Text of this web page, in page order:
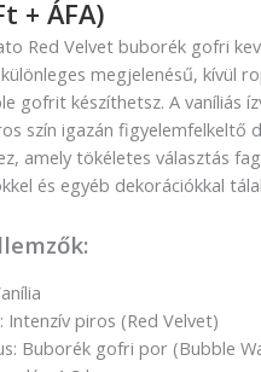
+ ÁFA)
Red Velvet buborék gofri
megjelenésű, kívül
gofrit készíthetsz. A vaníliás
szín igazán figyelemfelkeltő
amely tökéletes választás
és egyéb dekorációkkal
Intenzív piros (Red Velvet)
Buborék gofri por (Bubble